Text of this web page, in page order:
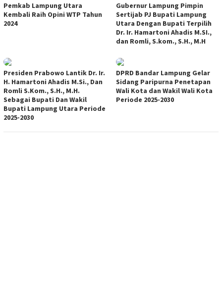
Pemkab Lampung Utara
Kembali Raih Opini WTP Tahun
2024
Gubernur Lampung Pimpin
Sertijab PJ Bupati Lampung
Utara Dengan Bupati Terpilih
Dr. Ir. Hamartoni Ahadis M.SI.,
dan Romli, S.kom., S.H., M.H
Presiden Prabowo Lantik Dr. Ir.
H. Hamartoni Ahadis M.Si., Dan
Romli S.Kom., S.H., M.H.
Sebagai Bupati Dan Wakil
Bupati Lampung Utara Periode
2025-2030
DPRD Bandar Lampung Gelar
Sidang Paripurna Penetapan
Wali Kota dan Wakil Wali Kota
Periode 2025-2030